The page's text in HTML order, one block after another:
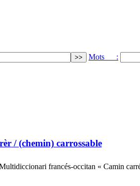
Mots :
/ (chemin) carrossable
francés-occitan « Camin